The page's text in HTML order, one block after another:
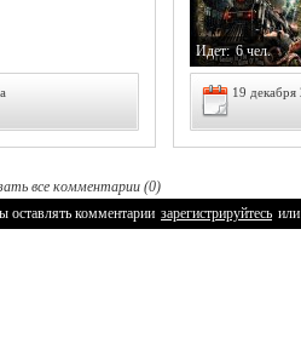
Идет: 6 чел.
19
все комментарии (0)
оставлять комментарии зарегистрируйтесь или